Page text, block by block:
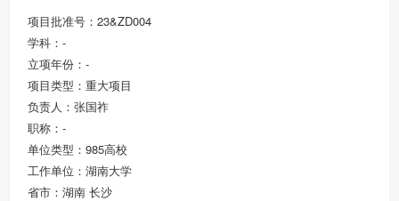
项目批准号：23&ZD004
学科：-
立项年份：-
项目类型：重大项目
负责人：张国祚
职称：-
单位类型：985高校
工作单位：湖南大学
省市：湖南 长沙